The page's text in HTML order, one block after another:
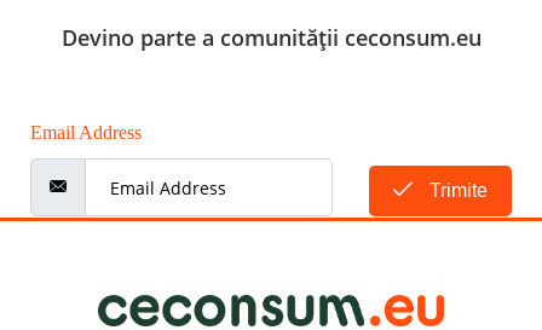
Devino parte a comunității ceconsum.eu
Email Address
Trimite